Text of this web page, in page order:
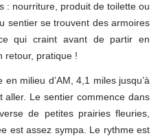
: nourriture, produit de toilette ou
sentier se trouvent des armoires
qui craint avant de partir en
retour, pratique !
milieu d’AM, 4,1 miles jusqu’à
aller. Le sentier commence dans
de petites prairies fleuries,
est assez sympa. Le rythme est